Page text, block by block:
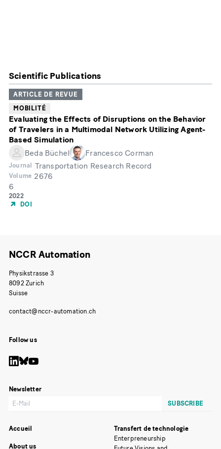
Scientific Publications
ARTICLE DE REVUE
MOBILITÉ
Evaluating the Effects of Disruptions on the Behavior
of Travelers in a Multimodal Network Utilizing Agent-
Based Simulation
Beda Büchel
Francesco Corman
Journal Transportation Research Record
Volume 2676
Month
6
Année
de
2022
DOI
NCCR Automation
Physikstrasse 3
8092 Zurich
Suisse
Follow us
Newsletter
Accueil
About us
Transfert de technologie
Enterpreneurship